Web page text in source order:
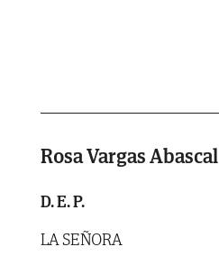
Rosa Vargas Abascal
D. E. P.
LA SEÑORA